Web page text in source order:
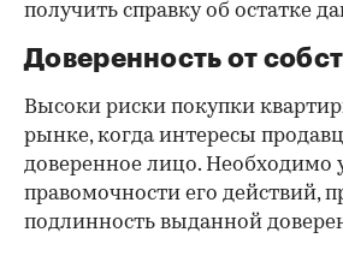
получить справку об остатке
Доверенность от
Высоки риски покупки
рынке, когда интересы
доверенное лицо. Необходимо
правомочности его действий,
подлинность выданной